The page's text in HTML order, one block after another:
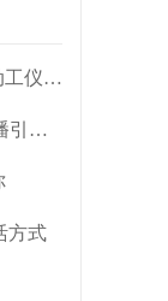
耳东国际影城暨耳东VR全景影厅旗舰店动工仪式盛大举行
激战到底丨中国电信天翼云VR3D全景直播引燃拳击热火
方式